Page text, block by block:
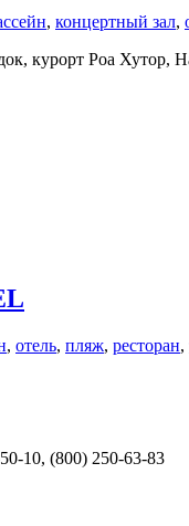
, концертный зал,
курорт Роа Хутор,
, отель, пляж, ресторан,
10, (800) 250-63-83